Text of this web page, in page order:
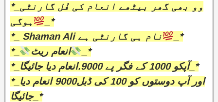
*_وو بھی گھر بیٹھے انعام کی فُل گارنٹی
ہوگی
_*
*_ Shaman Ali نام ہی گارنٹی ہے
_*
*_
انعام ریٹ
_*
*_آپکو 1000 کے فگر پے 9000.انعام دیا جائیگا_*
*_اور آپ دوستوں کو 100 کی ڈبل9000 انعام دیا
جائیگا_*